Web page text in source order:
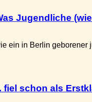
Jugendliche
ein in Berlin geborener
fiel schon als